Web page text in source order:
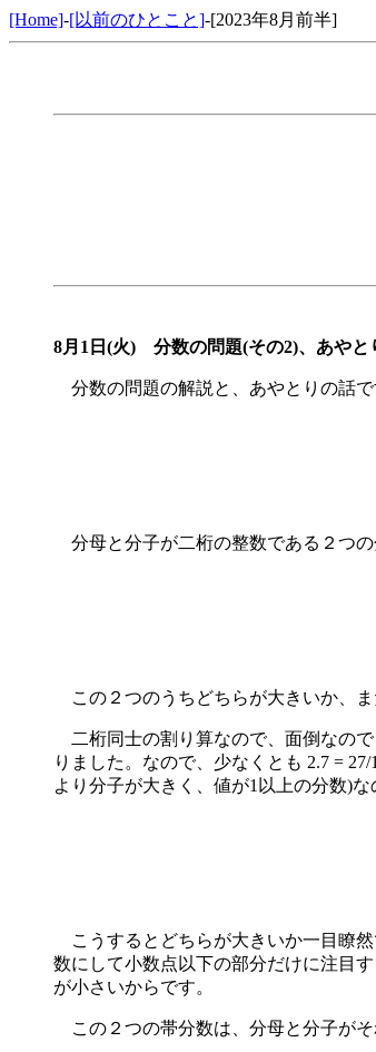
[Home]-[以前のひとこと]-[2023年8月前半]
8月1日(火) 分数の問題(その2)、あやと
分数の問題の解説と、あやとりの話で
分母と分子が二桁の整数である２つの
この２つのうちどちらが大きいか、
二桁同士の割り算なので、面倒なので
りました。なので、少なくとも 2.7 =
より分子が大きく、値が1以上の分数)な
こうするとどちらが大きいか一目瞭
数にして小数点以下の部分だけに注目
が小さいからです。
この２つの帯分数は、分母と分子がそ